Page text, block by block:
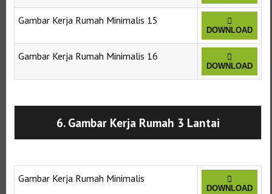
Gambar Kerja Rumah Minimalis 15
DOWNLOAD
Gambar Kerja Rumah Minimalis 16
DOWNLOAD
6. Gambar Kerja Rumah 3 Lantai
Gambar Kerja Rumah Minimalis
DOWNLOAD